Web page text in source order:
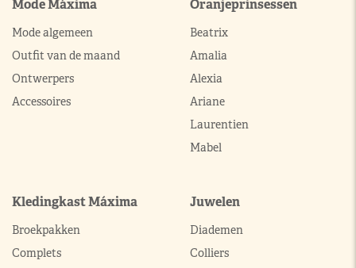
Mode Máxima
Mode algemeen
Outfit van de maand
Ontwerpers
Accessoires
Oranjeprinsessen
Beatrix
Amalia
Alexia
Ariane
Laurentien
Mabel
Kledingkast Máxima
Broekpakken
Complets
Juwelen
Diademen
Colliers